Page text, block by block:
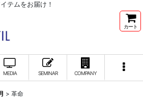
テムをお届け！
カート
MEDIA SEMINAR COMPANY
> 革命